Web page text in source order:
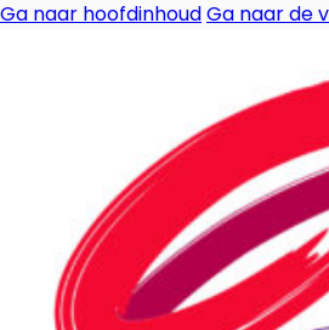
Ga naar hoofdinhoudGa naar de